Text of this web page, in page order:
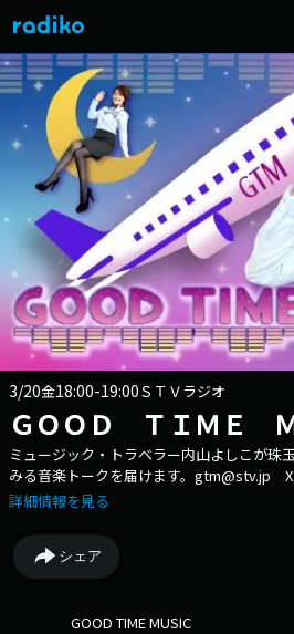
3/20金18:00-19:00ＳＴＶラジオ
ＧＯＯＤ ＴＩＭＥ
ミュージック・トラベラー内山よしこが珠
みる音楽トークを届けます。gtm@stv.jp
アカウント：@stvradio
詳細情報を見る
シェア
GOOD TIME MUSIC